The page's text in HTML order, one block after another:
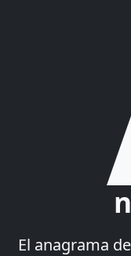
El anagrama